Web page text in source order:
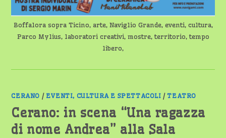
Boffalora sopra Ticino, arte, Naviglio Grande, eventi, cultura,
Parco Mylius, laboratori creativi, mostre, territorio, tempo
libero,
CERANO / EVENTI, CULTURA E SPETTACOLI /TEATRO
Cerano: in scena “Una ragazza
di nome Andrea” alla Sala